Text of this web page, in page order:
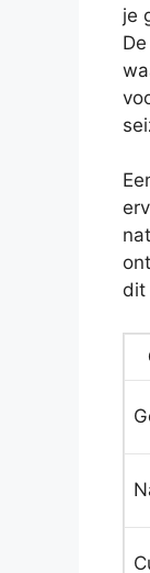
je
dit